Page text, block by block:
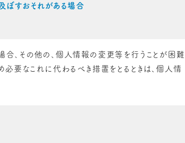
ぼすおそれがある場合
､その他の、個人情報の変更等を行うことが困難
要なこれに代わるべき措置をとるときは、個人情